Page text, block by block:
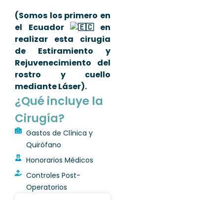
(Somos los primero en
el Ecuador
en
realizar esta cirugia
de Estiramiento y
Rejuvenecimiento del
rostro y cuello
mediante Láser).
¿Qué incluye la
Cirugía?
Gastos de Clínica y
Quirófano
Honorarios Médicos
Controles Post-
Operatorios